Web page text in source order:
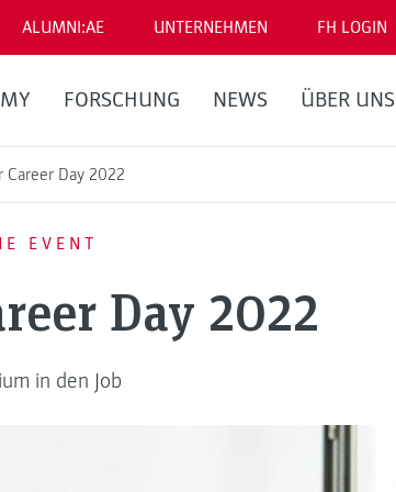
ALUMNI:AE UNTERNEHMEN FH LOGIN
FORSCHUNG NEWS ÜBER UNS
Day 2022
EVENT
Day 2022
in den Job